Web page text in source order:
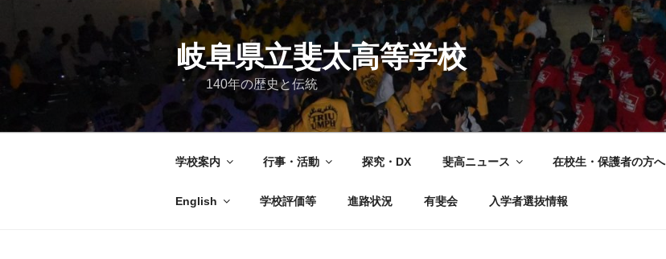
ン
岐阜県立斐太高等学校
140年の歴史と伝統
学校案内 行事・活動 探究・DX 斐高ニュース 在校生・保護者の方へ
English 学校評価等 進路状況 有斐会 入学者選抜情報